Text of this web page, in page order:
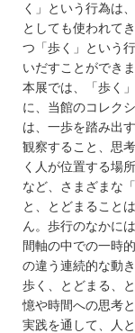
く」という行為は
としても使われて
つ「歩く」という
いだすことができま
本展では、「歩く
に、当館のコレク
は、一歩を踏み出
観察すること、思
く人が位置する場
など、さまざまな
と、とどまること
ん。歩行のなかに
間軸の中での一時
の違う連続的な動
歩く、とどまる、
憶や時間への思考
実践を通して、人